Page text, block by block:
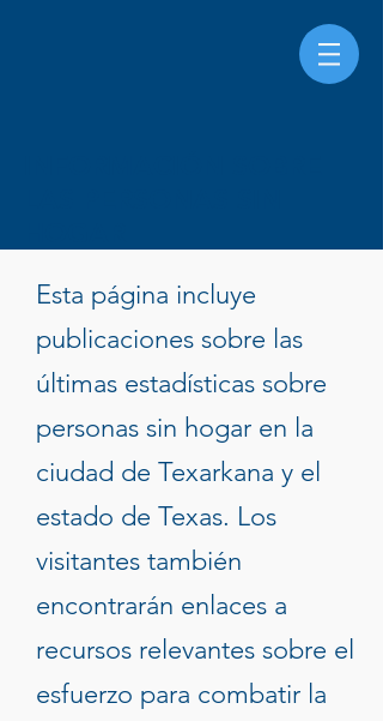
Esta página incluye
publicaciones sobre las
últimas estadísticas sobre
personas sin hogar en la
ciudad de Texarkana y el
estado de Texas. Los
visitantes también
encontrarán enlaces a
recursos relevantes sobre el
esfuerzo para combatir la